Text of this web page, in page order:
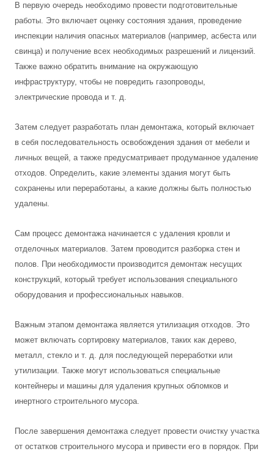
В первую очередь необходимо провести подготовительные
работы. Это включает оценку состояния здания, проведение
инспекции наличия опасных материалов (например, асбеста или
свинца) и получение всех необходимых разрешений и лицензий.
Также важно обратить внимание на окружающую
инфраструктуру, чтобы не повредить газопроводы,
электрические провода и т. д.
Затем следует разработать план демонтажа, который включает
в себя последовательность освобождения здания от мебели и
личных вещей, а также предусматривает продуманное удаление
отходов. Определить, какие элементы здания могут быть
сохранены или переработаны, а какие должны быть полностью
удалены.
Сам процесс демонтажа начинается с удаления кровли и
отделочных материалов. Затем проводится разборка стен и
полов. При необходимости производится демонтаж несущих
конструкций, который требует использования специального
оборудования и профессиональных навыков.
Важным этапом демонтажа является утилизация отходов. Это
может включать сортировку материалов, таких как дерево,
металл, стекло и т. д. для последующей переработки или
утилизации. Также могут использоваться специальные
контейнеры и машины для удаления крупных обломков и
инертного строительного мусора.
После завершения демонтажа следует провести очистку участка
от остатков строительного мусора и привести его в порядок. При